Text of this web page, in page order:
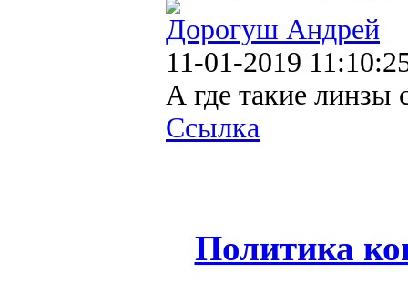
Дорогуш Андрей
11-01-2019
А где такие линзы
Ссылка
Политика